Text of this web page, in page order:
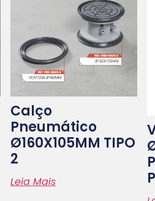
Calço
Pneumático
Ø160X105MM TIPO
2
Leia Mais